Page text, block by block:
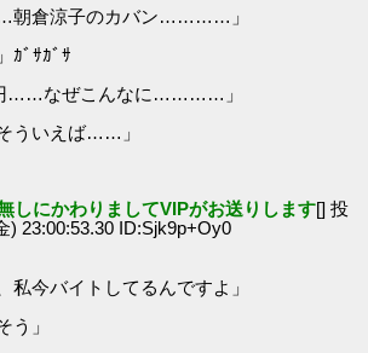
朝倉涼子のカバン…………」
ﾞｻｶﾞｻ
……なぜこんなに…………」
いえば……」
しにかわりましてVIPがお送りします[] 投
) 23:00:53.30 ID:Sjk9p+Oy0
私今バイトしてるんですよ」
」